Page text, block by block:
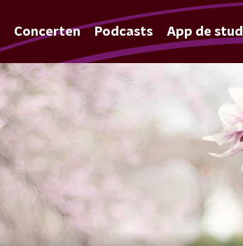
Concerten Podcasts App de